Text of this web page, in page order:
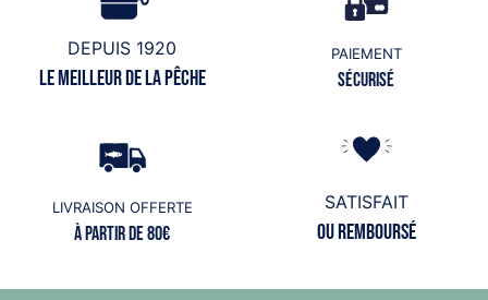
DEPUIS 1920
Le meilleur de la pêche
PAIEMENT
Sécurisé
LIVRAISON OFFERTE
à partir de 80€
SATISFAIT
ou remboursé